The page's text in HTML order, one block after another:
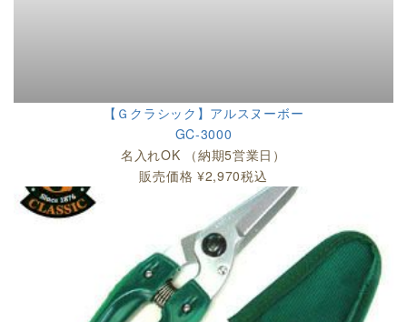
【Ｇクラシック】アルスヌーボー
GC-3000
名入れOK （納期5営業日）
販売価格 ¥2,970税込